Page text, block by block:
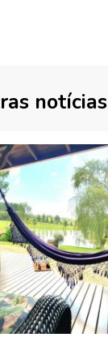
notícias